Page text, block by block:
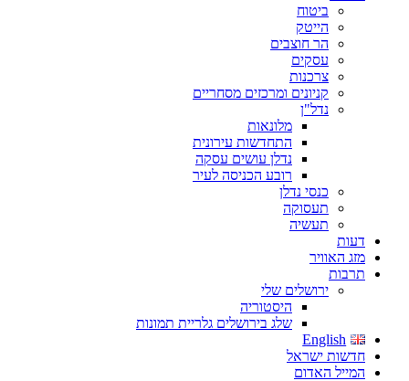
ביטוח
הייטק
הר חוצבים
עסקים
צרכנות
קניונים ומרכזים מסחריים
נדל"ן
מלונאות
התחדשות עירונית
נדלן עושים עסקה
רובע הכניסה לעיר
כנסי נדלן
תעסוקה
תעשיה
דעות
מזג האוויר
תרבות
ירושלים שלי
היסטוריה
שלג בירושלים גלריית תמונות
English
חדשות ישראל
המייל האדום